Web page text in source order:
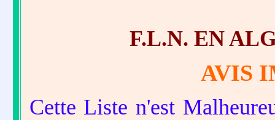
F.L.N. EN
AVIS
Cette Liste n'est